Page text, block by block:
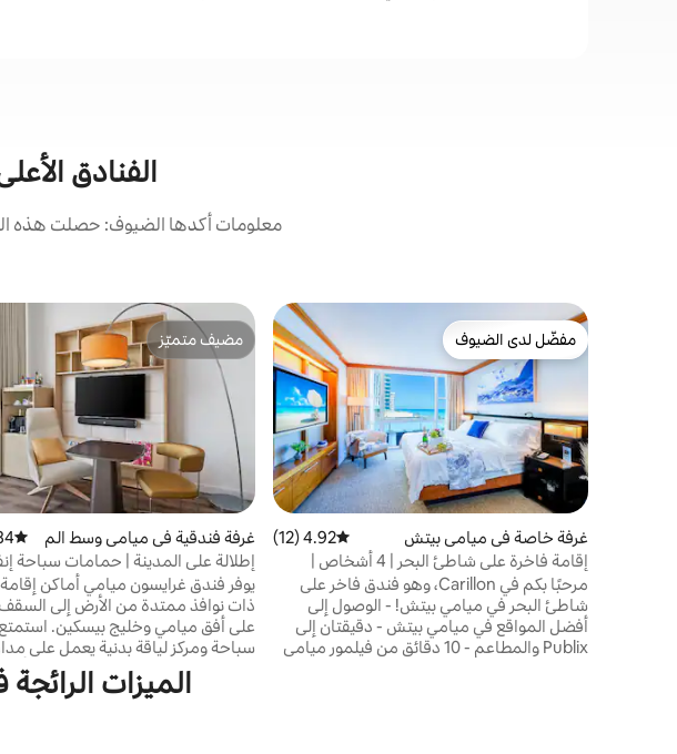
الفنادق
معلومات أكدها الضيوف: حصلت هذه
مفضّل لدى الضيوف
مفضّل لدى الضيوف
غرفة خاصة في ميامي بيتش متوسط التقييم 4.92 من 5، 12 مراجعات
4.92 (12)
إقامة فاخرة على شاطئ البحر | 4 أشخاص |
فندق كاريلون | واي فاي ودشمرحبًا بكم في Carillon، وهو فندق فاخر على
شاطئ البحر في ميامي بيتش! - الوصول إلى
أفضل المواقع في ميامي بيتش - دقيقتان إلى
Publix والمطاعم - 10 دقائق من فيلمور ميامي
مضيف متميّز
مضيف متميّز
غرفة فندقية في ميامي وسط الم
دينة
متوسط
إطلالة على المدينة | حمامات سباحة
على السطح + بار بجانب حمام السباحة
يوفر فندق غرايسون ميامي أماكن
ذات نوافذ ممتدة من الأرض إلى
على أفق ميامي وخليج بيسكين.
ساعة ودروس يوغا في عطلة نهاية
بالقرب من أرينا الخطوط الجوية
مدينة بريكل، ويستقبل الضيوف بمشروب
الميزات